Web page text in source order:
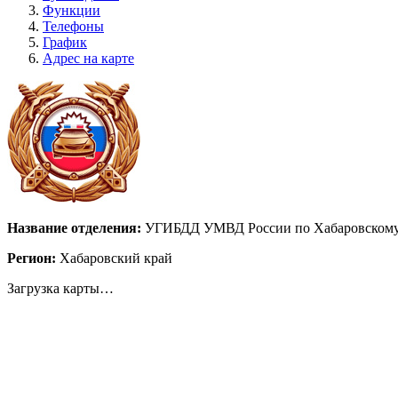
Функции
Телефоны
График
Адрес на карте
Название отделения: УГИБДД УМВД России по
Регион: Хабаровский край
Загрузка карты…